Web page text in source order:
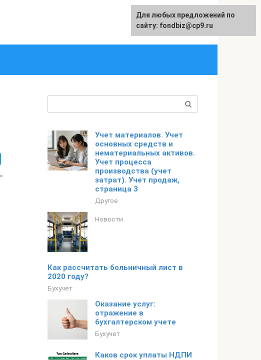
English
Учет материалов. Учет
основных средств и
нематериальных активов.
Учет процесса
производства (учет
затрат). Учет продаж,
страница 3
Другое
Новости
Как рассчитать больничный лист в
2020 году?
Бухучет
Оказание услуг:
отражение в
бухгалтерском учете
Бухучет
Каков срок уплаты НДПИ
Для любых предложений по
сайту: fondbiz@cp9.ru